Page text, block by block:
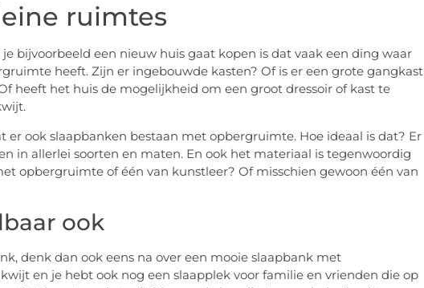
ruimtes
bijvoorbeeld een nieuw huis gaat kopen is dat vaak een ding waar
heeft. Zijn er ingebouwde kasten? Of is er een grote gangkast
heeft het huis de mogelijkheid om een groot dressoir of kast te
er ook slaapbanken bestaan met opbergruimte. Hoe ideaal is dat? Er
in allerlei soorten en maten. En ook het materiaal is tegenwoordig
opbergruimte of één van kunstleer? Of misschien gewoon één van
ook
denk dan ook eens na over een mooie slaapbank met
en je hebt ook nog een slaapplek voor familie en vrienden die op